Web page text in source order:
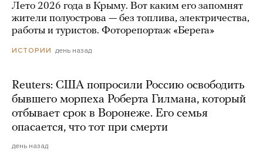
Лето 2026 года в Крыму. Вот каким его запомнят
жители полуострова — без топлива, электричества,
работы и туристов. Фоторепортаж «Берега»
ИСТОРИИ день назад
Reuters: США попросили Россию освободить
бывшего морпеха Роберта Гилмана, который
отбывает срок в Воронеже. Его семья
опасается, что тот при смерти
день назад